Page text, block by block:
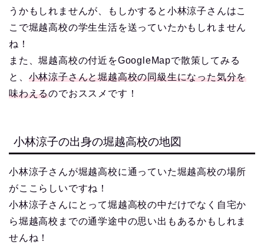
うかもしれませんが、もしかすると小林涼子さんはこ
こで堀越高校の学生生活を送っていたかもしれません
ね！
また、堀越高校の付近をGoogleMapで散策してみる
と、 小林涼子さんと堀越高校の同級生になった気分を
味わえるのでおススメです！
小林涼子の出身の堀越高校の地図
小林涼子さんが堀越高校に通っていた堀越高校の場所
がここらしいですね！
小林涼子さんにとって堀越高校の中だけでなく自宅か
ら堀越高校までの通学途中の思い出もあるかもしれま
せんね！